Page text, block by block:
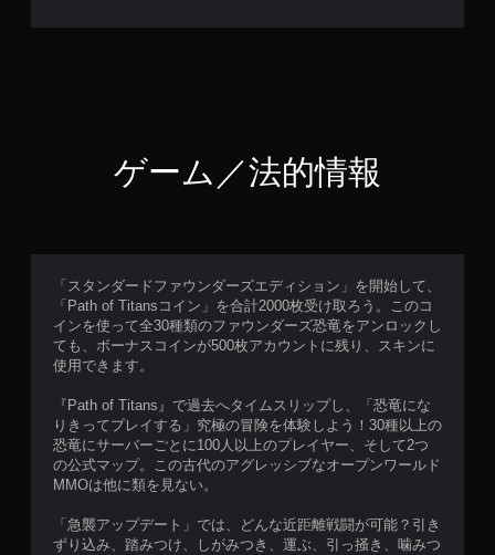
ゲーム／法的情報
「スタンダードファウンダーズエディション」を開始して、
「Path of Titansコイン」を合計2000枚受け取ろう。このコ
インを使って全30種類のファウンダーズ恐竜をアンロックし
ても、ボーナスコインが500枚アカウントに残り、スキンに
使用できます。
『Path of Titans』で過去へタイムスリップし、「恐竜にな
りきってプレイする」究極の冒険を体験しよう！30種以上の
恐竜にサーバーごとに100人以上のプレイヤー、そして2つ
の公式マップ。この古代のアグレッシブなオープンワールド
MMOは他に類を見ない。
「急襲アップデート」では、どんな近距離戦闘が可能？引き
ずり込み、踏みつけ、しがみつき、運ぶ、引っ掻き、噛みつ